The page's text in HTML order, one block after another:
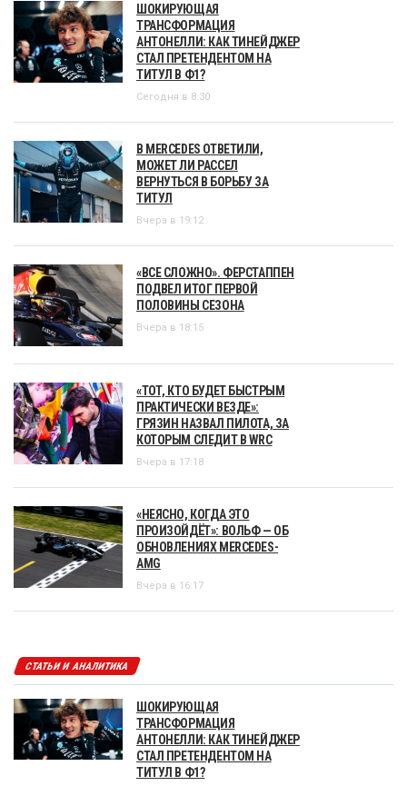
ШОКИРУЮЩАЯ
ТРАНСФОРМАЦИЯ
АНТОНЕЛЛИ: КАК ТИНЕЙДЖЕР
СТАЛ ПРЕТЕНДЕНТОМ НА
ТИТУЛ В Ф1?
Сегодня в 8:30
В MERCEDES ОТВЕТИЛИ,
МОЖЕТ ЛИ РАССЕЛ
ВЕРНУТЬСЯ В БОРЬБУ ЗА
ТИТУЛ
Вчера в 19:12
«ВСЕ СЛОЖНО». ФЕРСТАППЕН
ПОДВЕЛ ИТОГ ПЕРВОЙ
ПОЛОВИНЫ СЕЗОНА
Вчера в 18:15
«ТОТ, КТО БУДЕТ БЫСТРЫМ
ПРАКТИЧЕСКИ ВЕЗДЕ»:
ГРЯЗИН НАЗВАЛ ПИЛОТА, ЗА
КОТОРЫМ СЛЕДИТ В WRC
Вчера в 17:18
«НЕЯСНО, КОГДА ЭТО
ПРОИЗОЙДЁТ»: ВОЛЬФ — ОБ
ОБНОВЛЕНИЯХ MERCEDES-
AMG
Вчера в 16:17
СТАТЬИ И АНАЛИТИКА
ШОКИРУЮЩАЯ
ТРАНСФОРМАЦИЯ
АНТОНЕЛЛИ: КАК ТИНЕЙДЖЕР
СТАЛ ПРЕТЕНДЕНТОМ НА
ТИТУЛ В Ф1?